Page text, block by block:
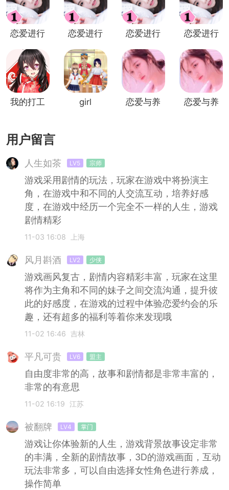
恋爱进行
购版
恋爱进行
改版
恋爱进行
恋爱进行
币版
我的打工
girl
恋爱与养
恋爱与养
用户留言
人生如茶 LV5 宗师
游戏采用剧情的玩法，玩家在游戏中将扮演主
角，在游戏中和不同的人交流互动，培养好感
度，在游戏中经历一个完全不一样的人生，游戏
剧情精彩
11-03 16:08 上海
风月斟酒 LV2 少侠
游戏画风复古，剧情内容精彩丰富，玩家在这里
将作为主角和不同的妹子之间交流沟通，提升彼
此的好感度，在游戏的过程中体验恋爱约会的乐
趣，还有超多的福利等着你来发现哦
11-02 16:46 吉林
平凡可贵 LV6 盟主
自由度非常的高，故事和剧情都是非常丰富的，
非常的有意思
11-02 16:19 江苏
被翻牌 LV4 掌门
游戏让你体验新的人生，游戏背景故事设定非常
的丰满，全新的剧情故事，3D的游戏画面，互动
玩法非常多，可以自由选择女性角色进行养成，
操作简单